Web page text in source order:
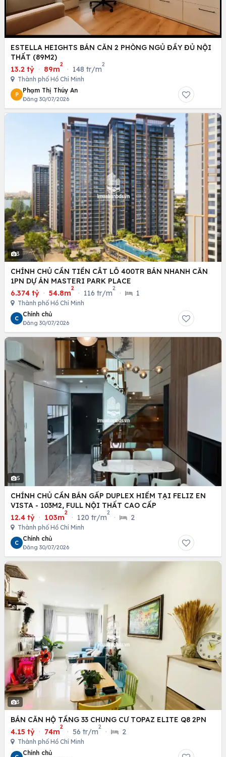
ESTELLA HEIGHTS BÁN CĂN 2 PHÒNG NGỦ ĐẦY ĐỦ NỘI
THẤT (89M2)
13.2 tỷ · 89m
2
· 148 tr/m
2
Thành phố Hồ Chí Minh
P
Phạm Thị Thúy An
Đăng 30/07/2026
3
CHÍNH CHỦ CẦN TIỀN CẮT LỖ 400TR BÁN NHANH CĂN
1PN DỰ ÁN MASTERI PARK PLACE
6.374 tỷ · 54.8m
2
· 116 tr/m
2
· 1
Thành phố Hồ Chí Minh
C
Chính chủ
Đăng 30/07/2026
5
CHÍNH CHỦ CẦN BÁN GẤP DUPLEX HIẾM TẠI FELIZ EN
VISTA - 103M2, FULL NỘI THẤT CAO CẤP
12.4 tỷ · 103m
2
· 120 tr/m
2
· 2
Thành phố Hồ Chí Minh
C
Chính chủ
Đăng 30/07/2026
3
BÁN CĂN HỘ TẦNG 33 CHUNG CƯ TOPAZ ELITE Q8 2PN
4.15 tỷ · 74m
2
· 56 tr/m
2
· 2
Thành phố Hồ Chí Minh
Chính chủ